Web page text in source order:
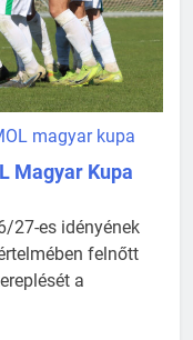
magyar kupa
Magyar Kupa
27-es idényének
felnőtt
a